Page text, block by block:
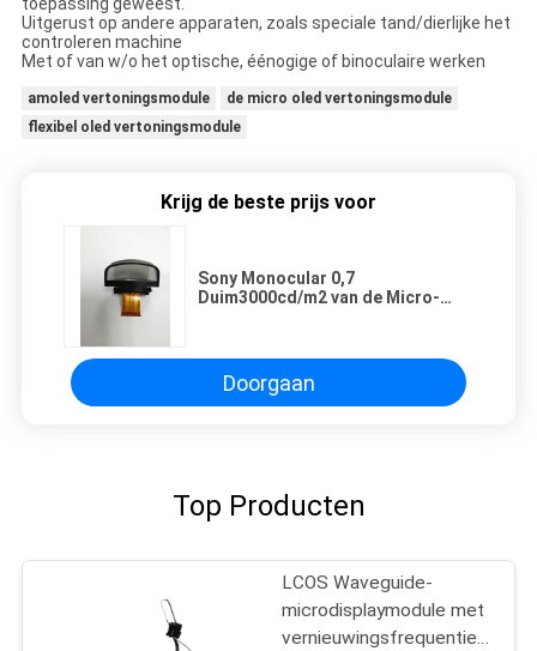
toepassing geweest.
Uitgerust op andere apparaten, zoals speciale tand/dierlijke het
controleren machine
Met of van w/o het optische, éénogige of binoculaire werken
amoled vertoningsmodule
de micro oled vertoningsmodule
flexibel oled vertoningsmodule
Krijg de beste prijs voor
Sony Monocular 0,7
Duim3000cd/m2 van de Micro-
Doorgaan
Top Producten
LCOS Waveguide-
microdisplaymodule met
vernieuwingsfrequentie